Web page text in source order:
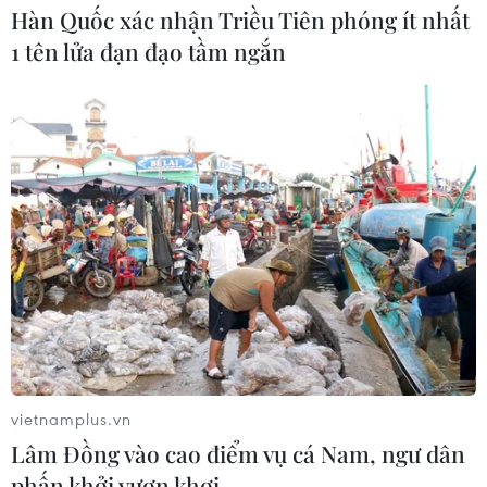
Thẻ tín dụng Cake 2in1: Cho phép
đặc quyền thiết kế của người dùng
05/08/2026 09:48
Nhà bán lẻ thời trang trực tuyến lớn
nhất châu Âu thu hẹp dự báo lợi
nhuận
05/08/2026 08:55
Lợi nhuận doanh nghiệp tăng tốc tạo
nền tảng cho thị trường chứng
05/08/2026 08:44
Hàn Quốc xác nhận Triều Tiên phóng ít nhất
1 tên lửa đạn đạo tầm ngắn
vietnamplus.vn
Lâm Đồng vào cao điểm vụ cá Nam, ngư dân